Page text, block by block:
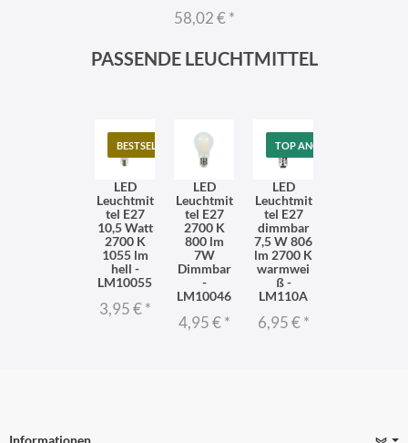
58,02 €*
PASSENDE LEUCHTMITTEL
BESTSELLER
LED
Leuchtmit
tel E27
10,5 Watt
2700 K
1055 lm
hell -
LM10055
3,95 €*
LED
Leuchtmit
tel E27
2700 K
800 lm
7W
Dimmbar
-
LM10046
4,95 €*
TOP ANGEBOT
LED
Leuchtmit
tel E27
dimmbar
7,5 W 806
lm 2700 K
warmwei
ß -
LM110A
6,95 €*